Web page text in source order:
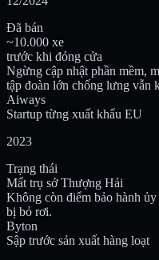
Đã bán
~10.000 xe
trước khi đóng cửa
Ngừng cập nhật phần mềm,
tập đoàn lớn chống lưng vẫn
Aiways
Startup từng xuất khẩu EU
2023
Trạng thái
Mất trụ sở Thượng Hải
Không còn điểm bảo hành
bị bỏ rơi.
Byton
Sập trước sản xuất hàng loạt